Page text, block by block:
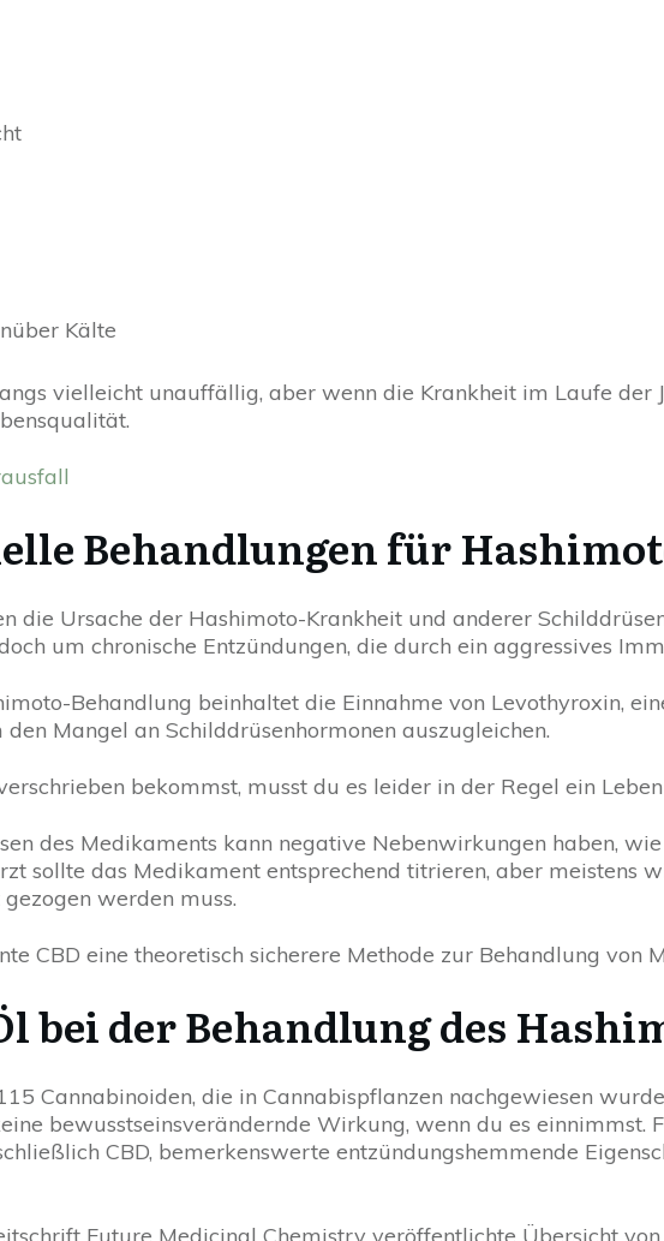
Kälte
vielleicht unauffällig, aber wenn die Krankheit im Laufe der
Behandlungen für
die Ursache der Hashimoto-Krankheit und anderer
um chronische Entzündungen, die durch ein aggressives
Behandlung beinhaltet die Einnahme von Levothyroxin,
Mangel an Schilddrüsenhormonen auszugleichen.
bekommst, musst du es leider in der Regel ein
des Medikaments kann negative Nebenwirkungen haben,
sollte das Medikament entsprechend titrieren, aber meistens
werden muss.
CBD eine theoretisch sicherere Methode zur Behandlung von
bei der Behandlung des
Cannabinoiden, die in Cannabispflanzen nachgewiesen
bewusstseinsverändernde Wirkung, wenn du es einnimmst.
CBD, bemerkenswerte entzündungshemmende